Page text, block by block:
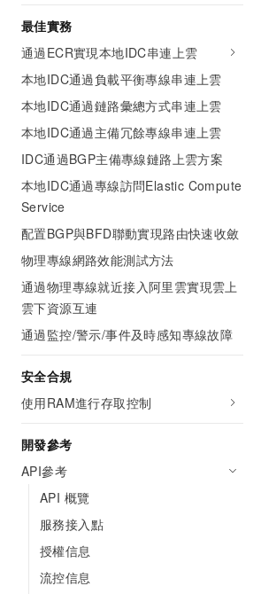
最佳實務
通過ECR實現本地IDC串連上雲
本地IDC通過負載平衡專線串連上雲
本地IDC通過鏈路彙總方式串連上雲
本地IDC通過主備冗餘專線串連上雲
IDC通過BGP主備專線鏈路上雲方案
本地IDC通過專線訪問Elastic Compute
Service
配置BGP與BFD聯動實現路由快速收斂
物理專線網路效能測試方法
通過物理專線就近接入阿里雲實現雲上
雲下資源互連
通過監控/警示/事件及時感知專線故障
安全合規
使用RAM進行存取控制
開發參考
API參考
API 概覽
服務接入點
授權信息
流控信息